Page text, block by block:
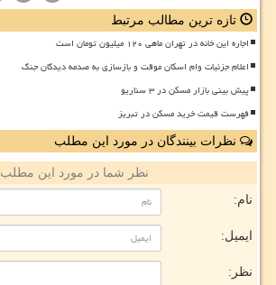
تازه ترین مطالب مرتبط
اجاره این خانه در تهران ماهی ۱۲۰ میلیون تومان است
اعلام جزئیات وام اسکان موقت و بازسازی به صدمه دیدگان جنگ
پیش بینی بازار مسکن در ۳ سناریو
فهرست قیمت خرید مسکن در تبریز
نظرات بینندگان در مورد این مطلب
نظر شما در مورد این مطلب
نام:
ایمیل:
نظر: